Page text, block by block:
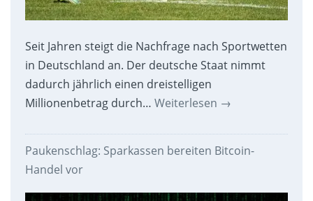
Seit Jahren steigt die Nachfrage nach Sportwetten
in Deutschland an. Der deutsche Staat nimmt
dadurch jährlich einen dreistelligen
Millionenbetrag durch… Weiterlesen →
Paukenschlag: Sparkassen bereiten Bitcoin-
Handel vor